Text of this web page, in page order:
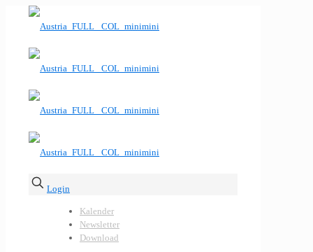
Login
Kalender
Newsletter
Download